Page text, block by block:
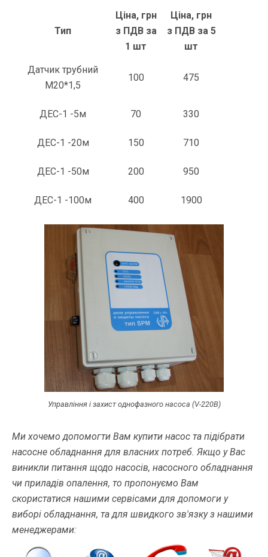
Тип
Ціна, грн
з ПДВ за
1 шт
Ціна, грн
з ПДВ за 5
шт
Датчик трубний
М20*1,5
100 475
ДЕС-1 -5м 70 330
ДЕС-1 -20м 150 710
ДЕС-1 -50м 200 950
ДЕС-1 -100м 400 1900
Управління і захист однофазного насоса (V-220В)
Ми хочемо допомогти Вам купити насос та підібрати
насосне обладнання для власних потреб. Якщо у Вас
виникли питання щодо насосів, насосного обладнання
чи приладів опалення, то пропонуємо Вам
скористатися нашими сервісами для допомоги у
виборі обладнання, та для швидкого зв'язку з нашими
менеджерами: